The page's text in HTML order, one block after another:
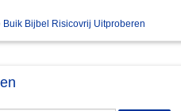
Buik Bijbel Risicovrij Uitproberen